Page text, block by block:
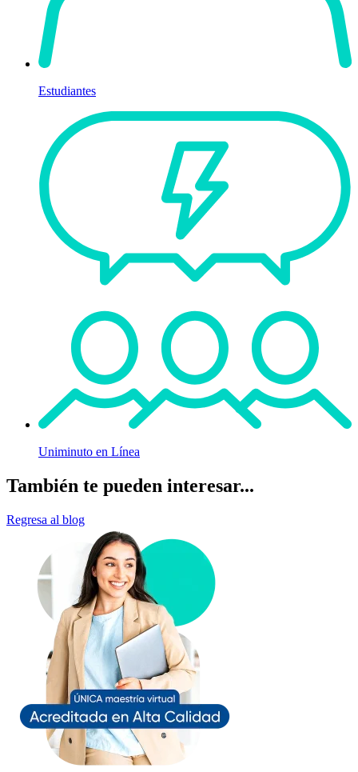
Estudiantes
Uniminuto en Línea
También te pueden interesar...
Regresa al blog